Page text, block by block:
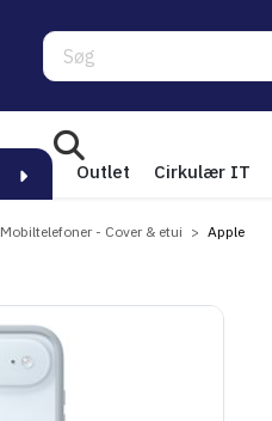
Søg
Outlet Cirkulær IT
Mobiltelefoner - Cover & etui Apple